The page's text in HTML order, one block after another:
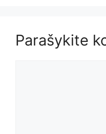
Parašykite